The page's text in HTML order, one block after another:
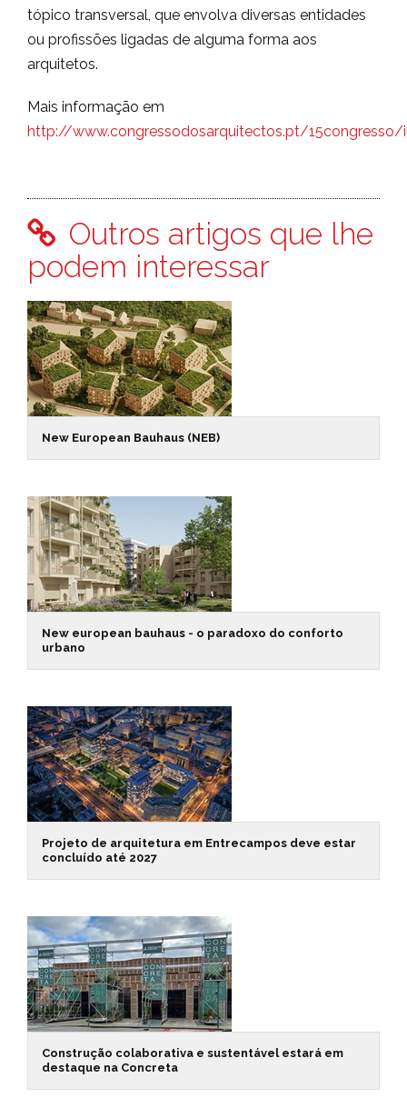
tópico transversal, que envolva diversas entidades
ou profissões ligadas de alguma forma aos
arquitetos.
Mais informação em
http://www.congressodosarquitectos.pt/15congresso/
Outros artigos que lhe
podem interessar
New European Bauhaus (NEB)
New european bauhaus - o paradoxo do conforto
urbano
Projeto de arquitetura em Entrecampos deve estar
concluído até 2027
Construção colaborativa e sustentável estará em
destaque na Concreta